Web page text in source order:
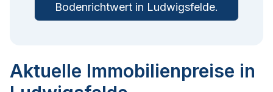
Bodenrichtwert in Ludwigsfelde.
Aktuelle Immobilienpreise in